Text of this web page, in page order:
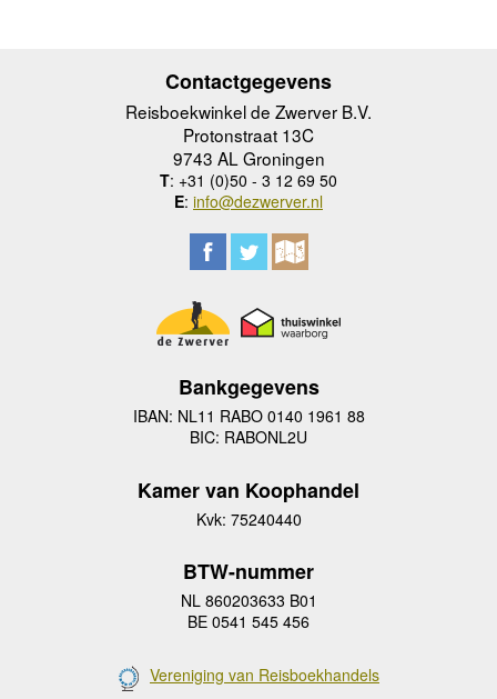
Contactgegevens
Reisboekwinkel de Zwerver B.V.
Protonstraat 13C
9743 AL Groningen
T: +31 (0)50 - 3 12 69 50
E: info@dezwerver.nl
Bankgegevens
IBAN: NL11 RABO 0140 1961 88
BIC: RABONL2U
Kamer van Koophandel
Kvk: 75240440
BTW-nummer
NL 860203633 B01
BE 0541 545 456
Vereniging van Reisboekhandels